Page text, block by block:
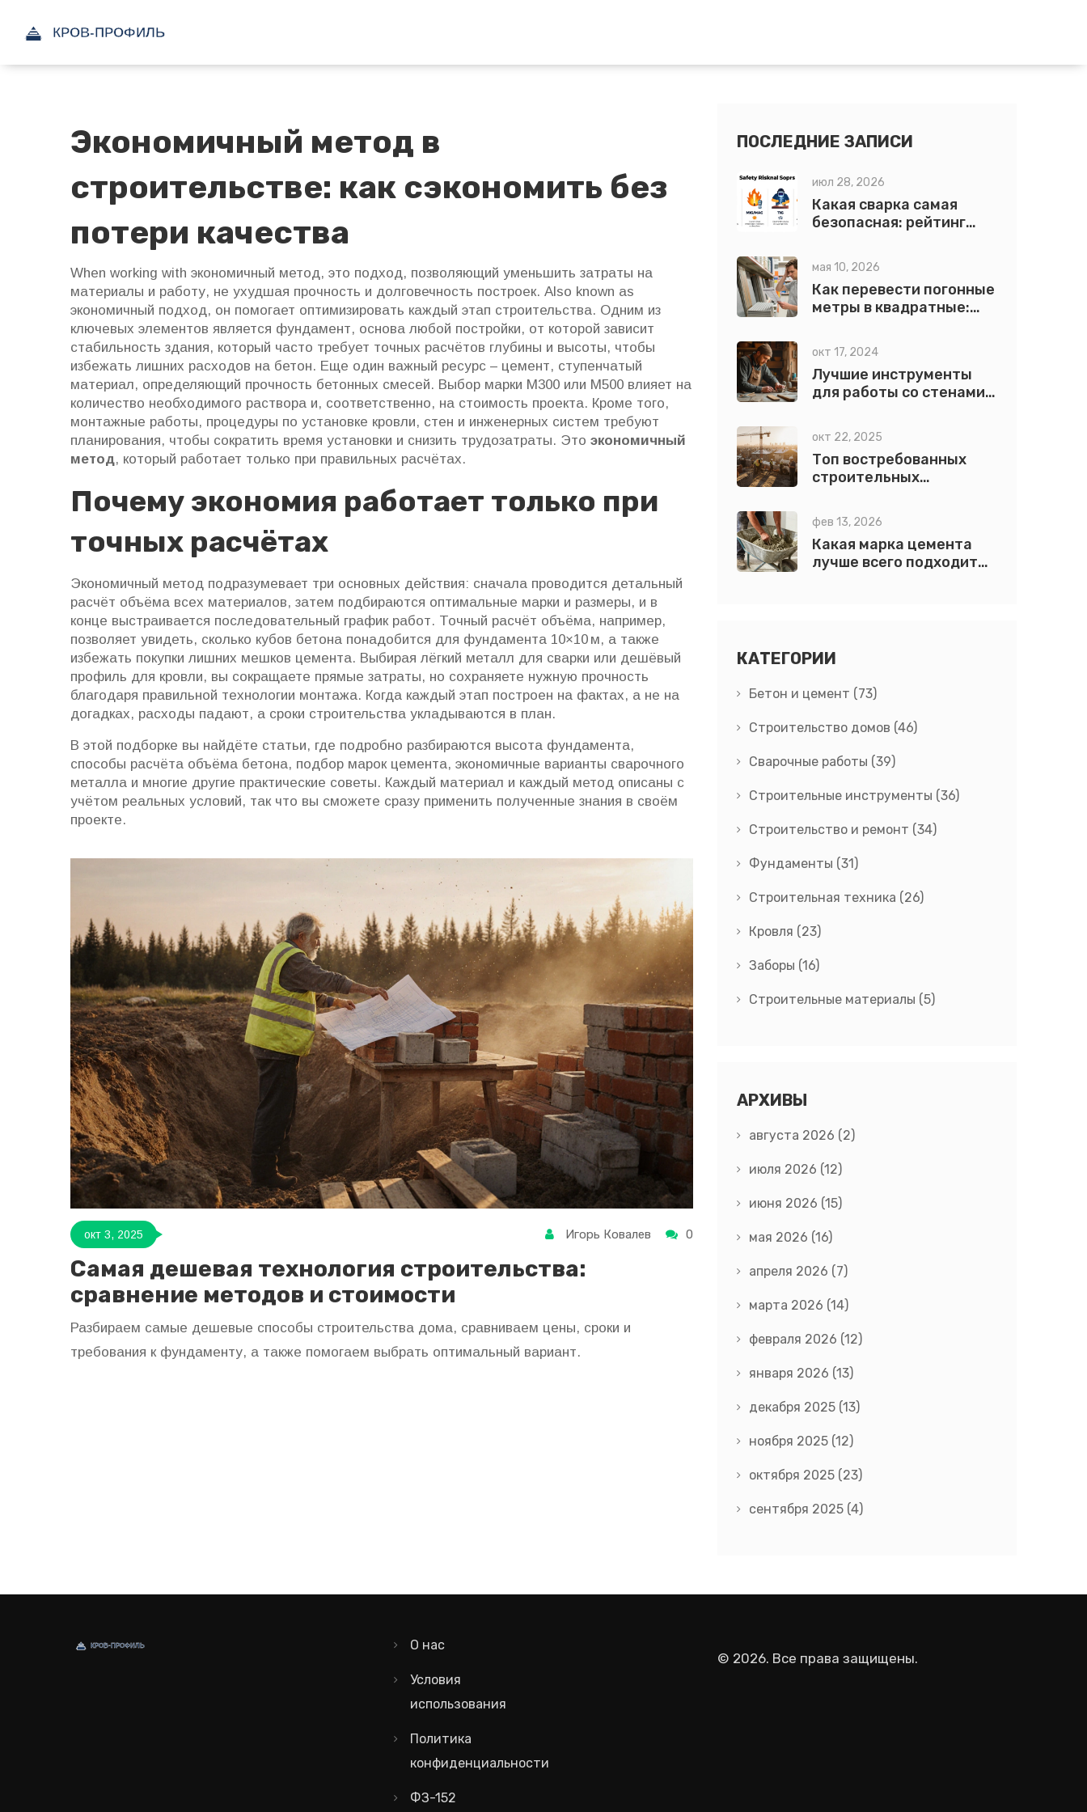
Экономичный метод в
строительстве: как сэкономить без
потери качества
When working with экономичный метод, это подход, позволяющий уменьшить затраты на
материалы и работу, не ухудшая прочность и долговечность построек. Also known as
экономичный подход, он помогает оптимизировать каждый этап строительства. Одним из
ключевых элементов является фундамент, основа любой постройки, от которой зависит
стабильность здания, который часто требует точных расчётов глубины и высоты, чтобы
избежать лишних расходов на бетон. Еще один важный ресурс – цемент, ступенчатый
материал, определяющий прочность бетонных смесей. Выбор марки М300 или М500 влияет на
количество необходимого раствора и, соответственно, на стоимость проекта. Кроме того,
монтажные работы, процедуры по установке кровли, стен и инженерных систем требуют
планирования, чтобы сократить время установки и снизить трудозатраты. Это экономичный
метод, который работает только при правильных расчётах.
Почему экономия работает только при
точных расчётах
Экономичный метод подразумевает три основных действия: сначала проводится детальный
расчёт объёма всех материалов, затем подбираются оптимальные марки и размеры, и в
конце выстраивается последовательный график работ. Точный расчёт объёма, например,
позволяет увидеть, сколько кубов бетона понадобится для фундамента 10×10 м, а также
избежать покупки лишних мешков цемента. Выбирая лёгкий металл для сварки или дешёвый
профиль для кровли, вы сокращаете прямые затраты, но сохраняете нужную прочность
благодаря правильной технологии монтажа. Когда каждый этап построен на фактах, а не на
догадках, расходы падают, а сроки строительства укладываются в план.
В этой подборке вы найдёте статьи, где подробно разбираются высота фундамента,
способы расчёта объёма бетона, подбор марок цемента, экономичные варианты сварочного
металла и многие другие практические советы. Каждый материал и каждый метод описаны с
учётом реальных условий, так что вы сможете сразу применить полученные знания в своём
проекте.
окт 3, 2025 Игорь Ковалев 0
Самая дешевая технология строительства:
сравнение методов и стоимости
Разбираем самые дешевые способы строительства дома, сравниваем цены, сроки и
требования к фундаменту, а также помогаем выбрать оптимальный вариант.
ПОСЛЕДНИЕ ЗАПИСИ
июл 28, 2026
Какая сварка самая
безопасная: рейтинг
защиты
мая 10, 2026
Как перевести погонные
метры в квадратные:
кровли
окт 17, 2024
Лучшие инструменты
для работы со стенами:
окт 22, 2025
Топ востребованных
строительных
2025
фев 13, 2026
Какая марка цемента
лучше всего подходит
КАТЕГОРИИ
Бетон и цемент (73)
Строительство домов (46)
Сварочные работы (39)
Строительные инструменты (36)
Строительство и ремонт (34)
Фундаменты (31)
Строительная техника (26)
Кровля (23)
Заборы (16)
Строительные материалы (5)
АРХИВЫ
августа 2026 (2)
июля 2026 (12)
июня 2026 (15)
мая 2026 (16)
апреля 2026 (7)
марта 2026 (14)
февраля 2026 (12)
января 2026 (13)
декабря 2025 (13)
ноября 2025 (12)
октября 2025 (23)
сентября 2025 (4)
О нас
Условия
использования
Политика
конфиденциальности
ФЗ-152
© 2026. Все права защищены.